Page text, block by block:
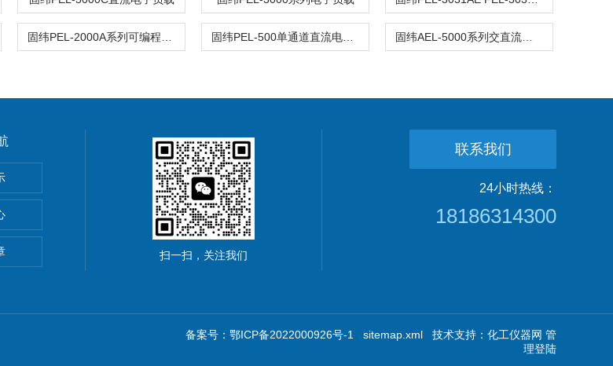
合信号示波器
扫一扫，关注我们
联系我们
24小时热线：
18186314300
备案号：鄂ICP备2022000926号-1 sitemap.xml 技术支持： 化工仪器网 管
理登陆